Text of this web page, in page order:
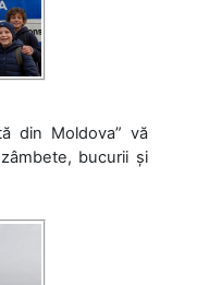
din Moldova” vă
bucurii și